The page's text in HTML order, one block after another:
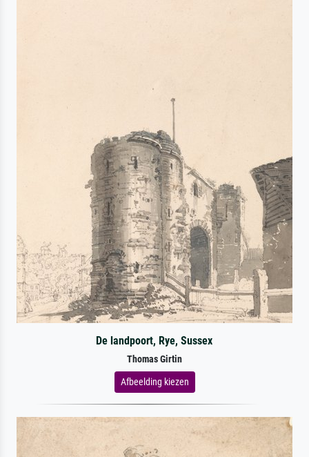
De landpoort, Rye, Sussex
Thomas Girtin
Afbeelding kiezen